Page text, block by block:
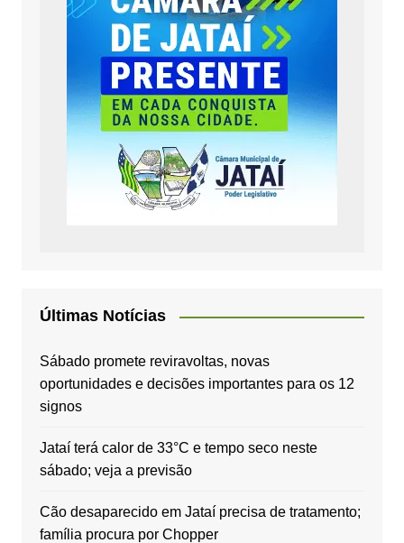
Últimas Notícias
Sábado promete reviravoltas, novas
oportunidades e decisões importantes para os 12
signos
Jataí terá calor de 33°C e tempo seco neste
sábado; veja a previsão
Cão desaparecido em Jataí precisa de tratamento;
família procura por Chopper